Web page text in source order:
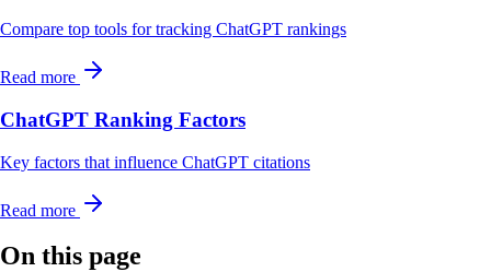
Compare top tools for tracking ChatGPT rankings
Read more
ChatGPT Ranking Factors
Key factors that influence ChatGPT citations
Read more
On this page